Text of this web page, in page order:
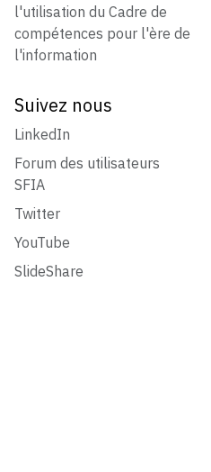
l'utilisation du Cadre de
compétences pour l'ère de
l'information
Suivez nous
LinkedIn
Forum des utilisateurs
SFIA
Twitter
YouTube
SlideShare